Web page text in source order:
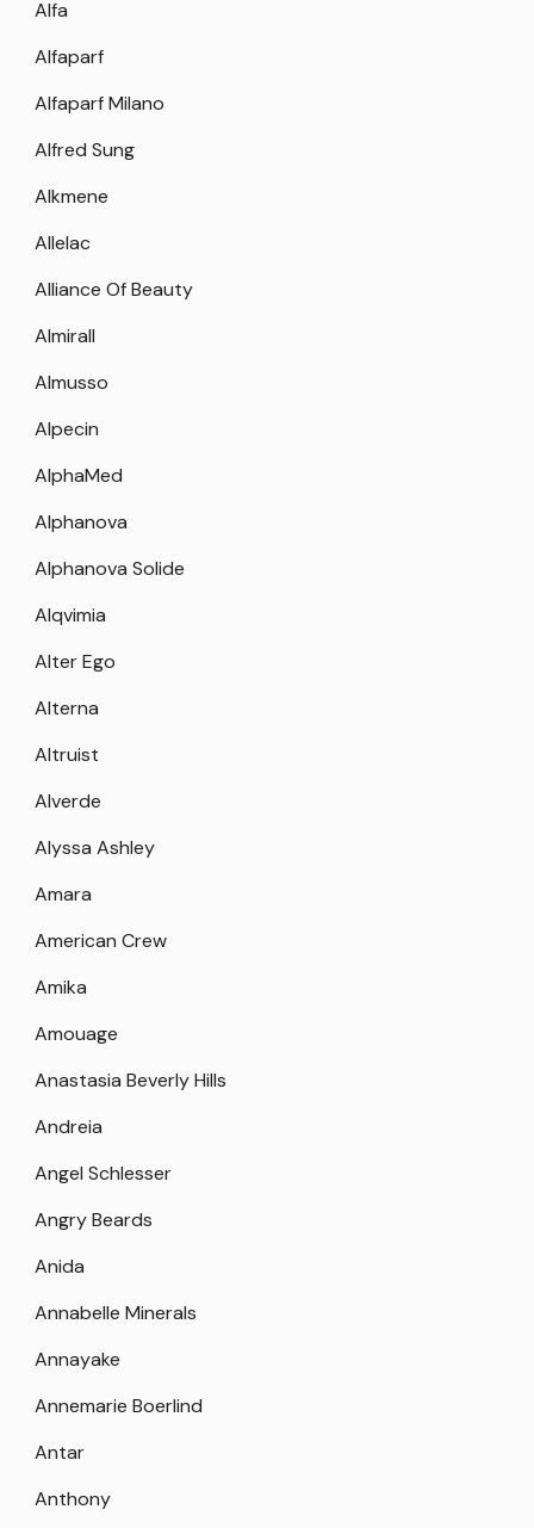
Alfa
Alfaparf
Alfaparf Milano
Alfred Sung
Alkmene
Allelac
Alliance Of Beauty
Almirall
Almusso
Alpecin
AlphaMed
Alphanova
Alphanova Solide
Alqvimia
Alter Ego
Alterna
Altruist
Alverde
Alyssa Ashley
Amara
American Crew
Amika
Amouage
Anastasia Beverly Hills
Andreia
Angel Schlesser
Angry Beards
Anida
Annabelle Minerals
Annayake
Annemarie Boerlind
Antar
Anthony